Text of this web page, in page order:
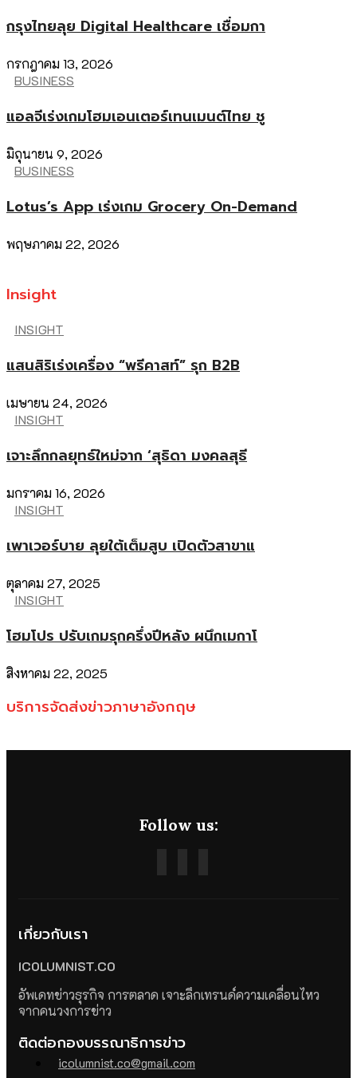
กรุงไทยลุย Digital Healthcare เชื่อมกา
กรกฎาคม 13, 2026
BUSINESS
แอลจีเร่งเกมโฮมเอนเตอร์เทนเมนต์ไทย ชู
มิถุนายน 9, 2026
BUSINESS
Lotus’s App เร่งเกม Grocery On-Demand
พฤษภาคม 22, 2026
Insight
INSIGHT
แสนสิริเร่งเครื่อง “พรีคาสท์” รุก B2B
เมษายน 24, 2026
INSIGHT
เจาะลึกกลยุทธ์ใหม่จาก ‘สุธิดา มงคลสุธี
มกราคม 16, 2026
INSIGHT
เพาเวอร์บาย ลุยใต้เต็มสูบ เปิดตัวสาขาแ
ตุลาคม 27, 2025
INSIGHT
โฮมโปร ปรับเกมรุกครึ่งปีหลัง ผนึกเมกาโ
สิงหาคม 22, 2025
บริการจัดส่งข่าวภาษาอังกฤษ
Follow us:
เกี่ยวกับเรา
ICOLUMNIST.CO
อัพเดทข่าวธุรกิจ การตลาด เจาะลึกเทรนด์ความเคลื่อนไหว
จากคนวงการข่าว
ติดต่อกองบรรณาธิการข่าว
icolumnist.co@gmail.com